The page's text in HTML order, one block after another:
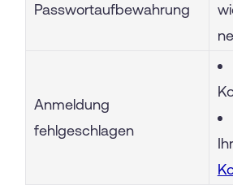
Passwortaufbewahrung
Anmeldung
fehlgeschlagen